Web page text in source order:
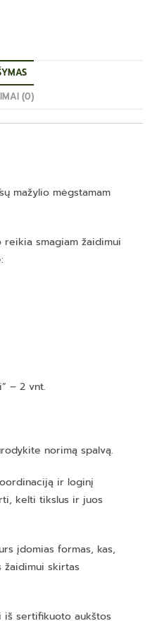
(0)
mažylio mėgstamam
smagiam žaidimui
– 2 vnt.
norimą spalvą.
ir loginį
kelti tikslus ir juos
įdomias formas, kas,
skirtas
iš sertifikuoto aukštos